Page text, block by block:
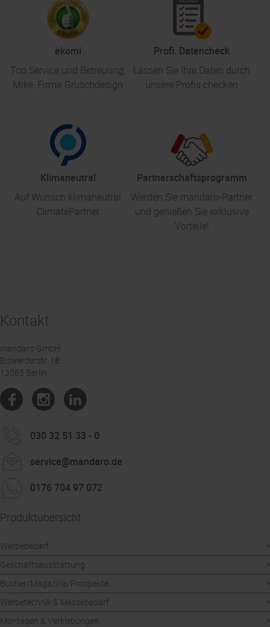
ekomi
Top Service und Betreuung;
Mike, Firma Gruschdesign
Profi. Datencheck
Lassen Sie Ihre Daten durch
unsere Profis checken
Klimaneutral
Auf Wunsch klimaneutral
ClimatePartner
Partnerschaftsprogramm
Werden Sie mandaro-Partner
und genießen Sie exklusive
Vorteile!
Kontakt
mandaro GmbH
Eiswerderstr. 18
13585 Berlin
030 32 51 33 - 0
service@mandaro.de
0176 704 97 072
Produktübersicht
Werbebedarf
Geschäftsausstattung
Bücher/Magazine/Prospekte
Werbetechnik & Messebedarf
Montagen & Verklebungen